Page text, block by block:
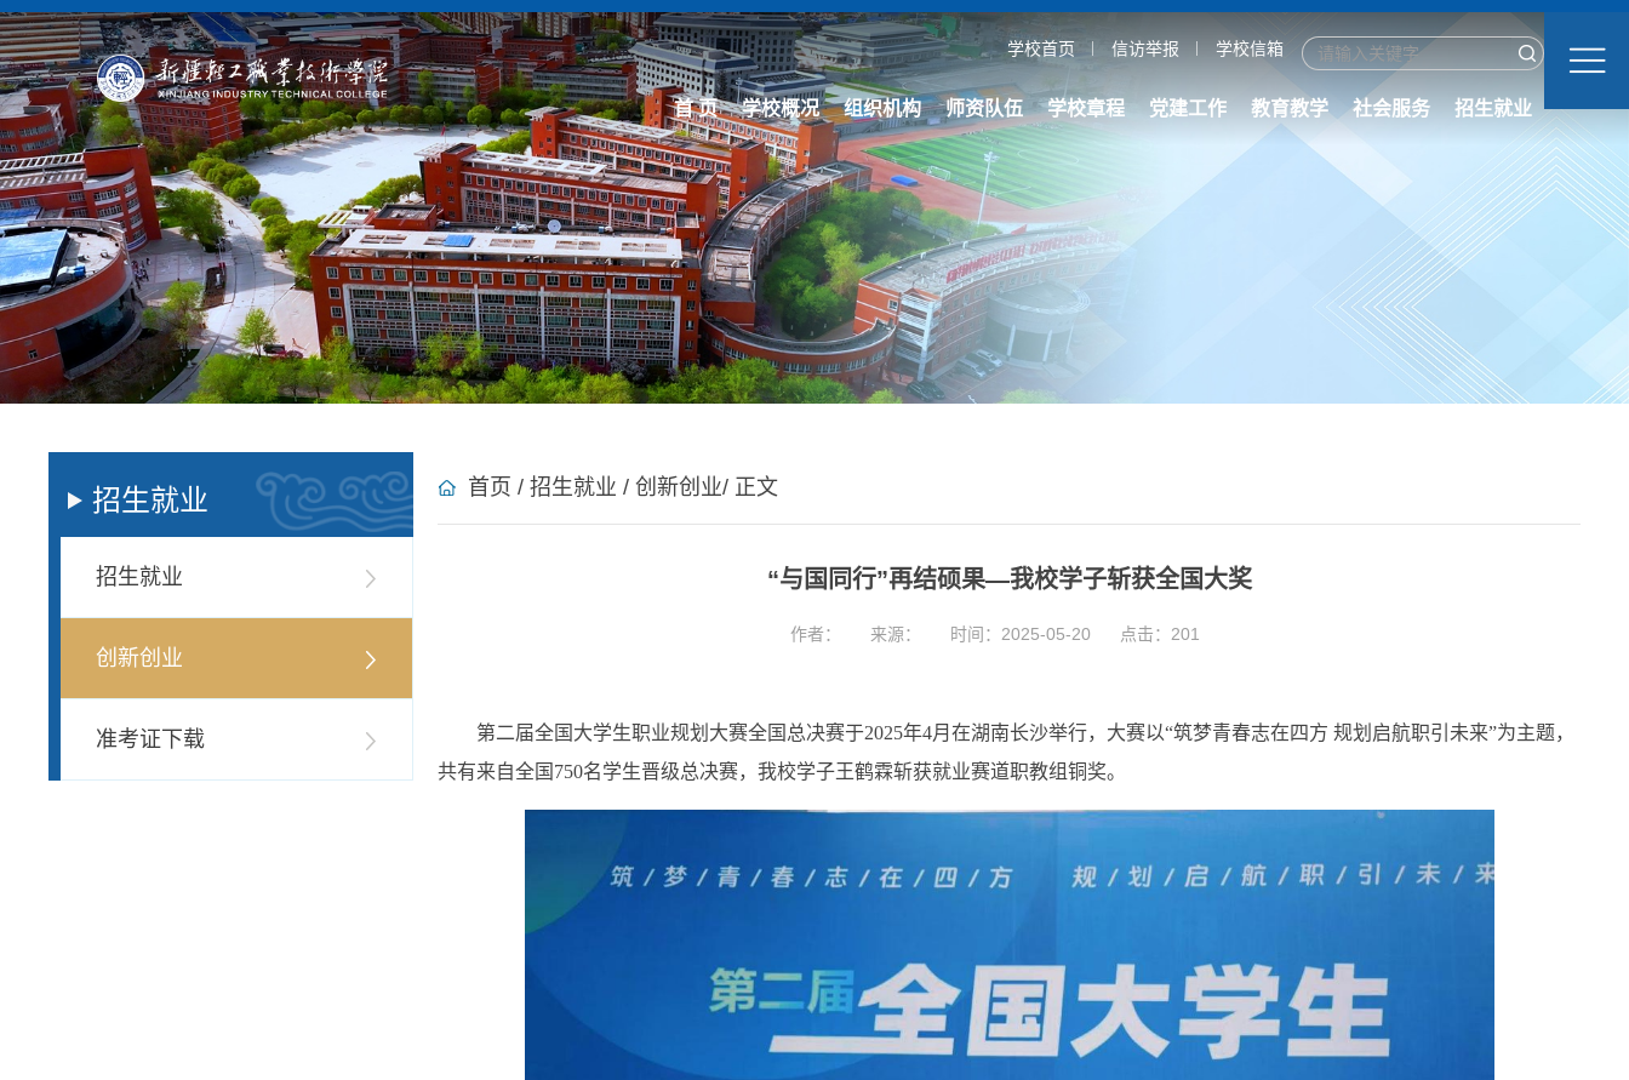
学校首页 信访举报 学校信箱
首 页 学校概况 组织机构 师资队伍 学校章程 党建工作 教育教学 社会服务 招生就业
招生就业
招生就业
创新创业
准考证下载
首页 / 招生就业 / 创新创业/ 正文
“与国同行”再结硕果—我校学子斩获全国大奖
作者： 来源： 时间：2025-05-20 点击： 201
第二届全国大学生职业规划大赛全国总决赛于2025年4月在湖南长沙举行，大赛以“筑梦青春志在四方 规划启航职引未来”为主题，
共有来自全国750名学生晋级总决赛，我校学子王鹤霖斩获就业赛道职教组铜奖。